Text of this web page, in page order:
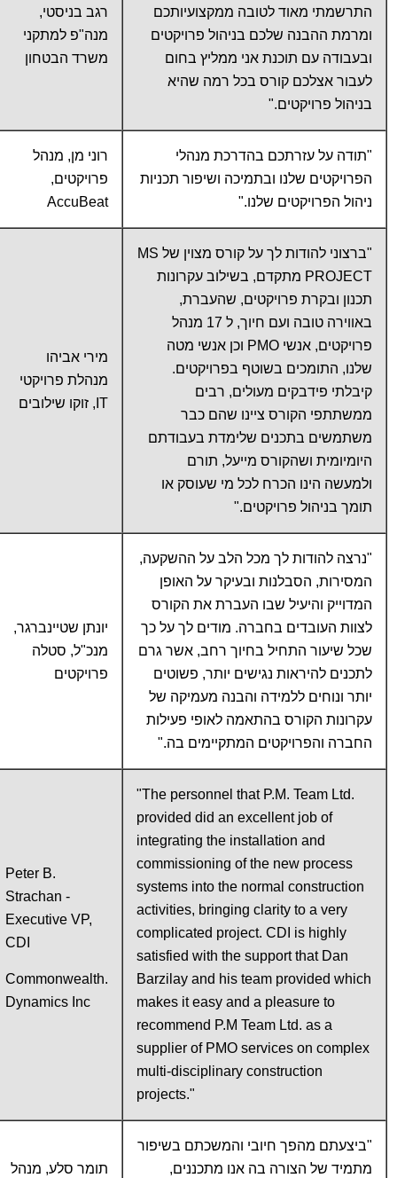
התרשמתי מאוד לטובה ממקצועיותכם
ומרמת ההבנה שלכם בניהול פרויקטים
ובעבודה עם תוכנת אני ממליץ בחום
לעבור אצלכם קורס בכל רמה שהיא
בניהול פרויקטים."
רגב בניסטי,
מנה"פ למתקני
משרד הבטחון
"תודה על עזרתכם בהדרכת מנהלי
הפרויקטים שלנו ובתמיכה ושיפור תכניות
ניהול הפרויקטים שלנו."
רוני מן, מנהל
פרויקטים,
AccuBeat
"ברצוני להודות לך על קורס מצוין של MS
PROJECT מתקדם, בשילוב עקרונות
תכנון ובקרת פרויקטים, שהעברת,
באווירה טובה ועם חיוך, ל 17 מנהל
פרויקטים, אנשי PMO וכן אנשי מטה
שלנו, התומכים בשוטף בפרויקטים.
קיבלתי פידבקים מעולים, רבים
ממשתתפי הקורס ציינו שהם כבר
משתמשים בתכנים שלימדת בעבודתם
היומיומית ושהקורס מייעל, תורם
ולמעשה הינו הכרח לכל מי שעוסק או
תומך בניהול פרויקטים."
מירי אביהו
מנהלת פרויקטי
IT, זוקו שילובים
"נרצה להודות לך מכל הלב על ההשקעה,
המסירות, הסבלנות ובעיקר על האופן
המדוייק והיעיל שבו העברת את הקורס
לצוות העובדים בחברה. מודים לך על כך
שכל שיעור התחיל בחיוך רחב, אשר גרם
לתכנים להיראות נגישים יותר, פשוטים
יותר ונוחים ללמידה והבנה מעמיקה של
עקרונות הקורס בהתאמה לאופי פעילות
החברה והפרויקטים המתקיימים בה."
יונתן שטיינברגר,
מנכ"ל, סטלה
פרויקטים
"The personnel that P.M. Team Ltd.
provided did an excellent job of
integrating the installation and
commissioning of the new process
systems into the normal construction
activities, bringing clarity to a very
complicated project. CDI is highly
satisfied with the support that Dan
Barzilay and his team provided which
makes it easy and a pleasure to
recommend P.M Team Ltd. as a
supplier of PMO services on complex
multi-disciplinary construction
projects."
Peter B.
Strachan -
Executive VP,
CDI
.Commonwealth
Dynamics Inc
"ביצעתם מהפך חיובי והמשכתם בשיפור
מתמיד של הצורה בה אנו מתכננים,
תומר סלע, מנהל